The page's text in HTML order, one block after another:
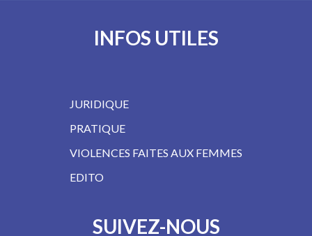
INFOS UTILES
JURIDIQUE
PRATIQUE
VIOLENCES FAITES AUX FEMMES
EDITO
SUIVEZ-NOUS